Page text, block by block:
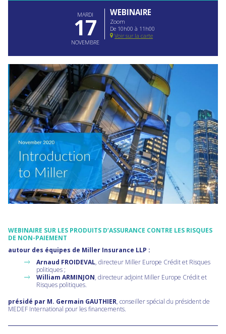
MARDI
17
NOVEMBRE
WEBINAIRE
Zoom
De 10h00 à 11h00
Voir sur la carte
WEBINAIRE SUR LES PRODUITS D’ASSURANCE CONTRE LES RISQUES
DE NON-PAIEMENT
autour des équipes de Miller Insurance LLP :
Arnaud FROIDEVAL, directeur Miller Europe Crédit et Risques
politiques ;
William ARMINJON, directeur adjoint Miller Europe Crédit et
Risques politiques.
présidé par M. Germain GAUTHIER, conseiller spécial du président de
MEDEF International pour les financements.